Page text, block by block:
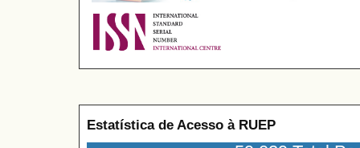
Estatística de Acesso à RUEP